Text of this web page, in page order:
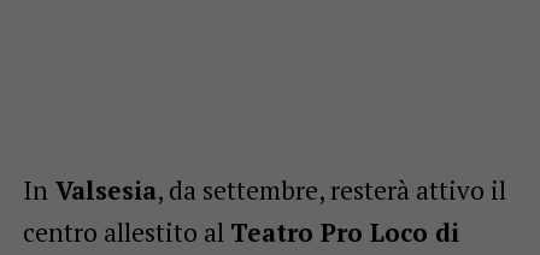
InValsesia, da settembre, resterà attivo il
centro allestito al Teatro Pro Loco di